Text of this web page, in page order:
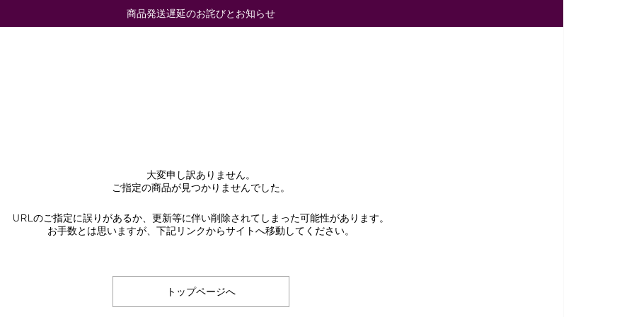
商品発送遅延のお詫びとお知らせ
大変申し訳ありません。
ご指定の商品が見つかりませんでした。
URLのご指定に誤りがあるか、更新等に伴い削除されてしまった可能性があります。
お手数とは思いますが、下記リンクからサイトへ移動してください。
トップページへ